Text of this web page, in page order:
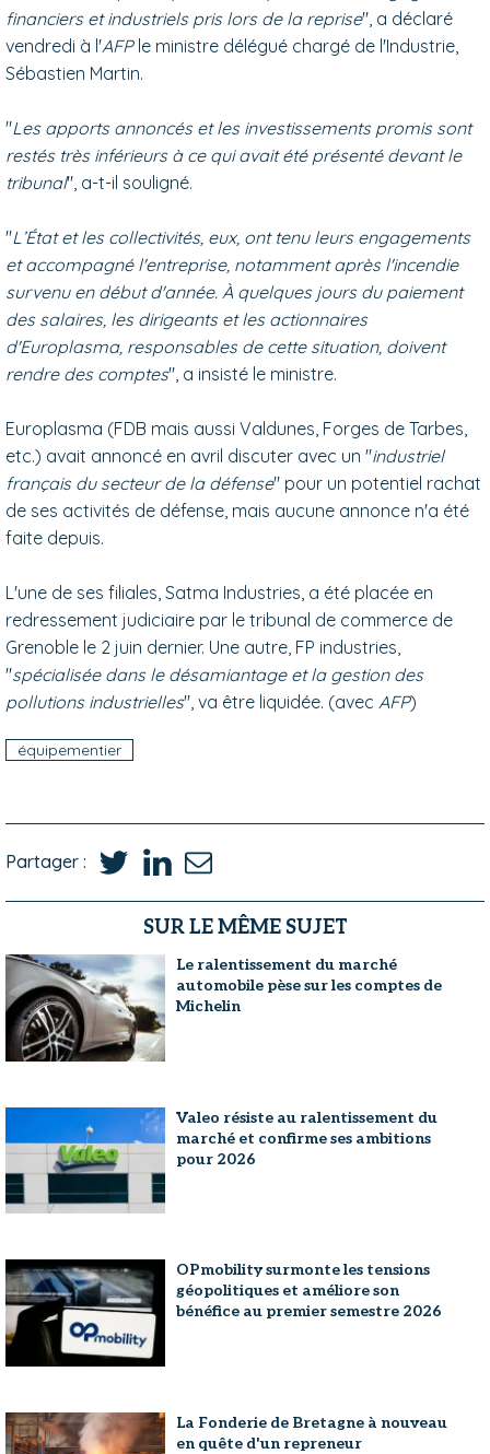
financiers et industriels pris lors de la reprise", a déclaré
vendredi à l'AFPle ministre délégué chargé de l'Industrie,
Sébastien Martin.
"Les apports annoncés et les investissements promis sont
restés très inférieurs à ce qui avait été présenté devant le
tribunal", a-t-il souligné.
"L’État et les collectivités, eux, ont tenu leurs engagements
et accompagné l'entreprise, notamment après l'incendie
survenu en début d'année. À quelques jours du paiement
des salaires, les dirigeants et les actionnaires
d'Europlasma, responsables de cette situation, doivent
rendre des comptes", a insisté le ministre.
Europlasma (FDB mais aussi Valdunes, Forges de Tarbes,
etc.) avait annoncé en avril discuter avec un "industriel
français du secteur de la défense" pour un potentiel rachat
de ses activités de défense, mais aucune annonce n'a été
faite depuis.
L'une de ses filiales, Satma Industries, a été placée en
redressement judiciaire par le tribunal de commerce de
Grenoble le 2 juin dernier. Une autre, FP industries,
"spécialisée dans le désamiantage et la gestion des
pollutions industrielles", va être liquidée. (avec AFP)
équipementier
Partager :
SUR LE MÊME SUJET
Le ralentissement du marché
automobile pèse sur les comptes de
Michelin
Valeo résiste au ralentissement du
marché et confirme ses ambitions
pour 2026
OPmobility surmonte les tensions
géopolitiques et améliore son
bénéfice au premier semestre 2026
La Fonderie de Bretagne à nouveau
en quête d'un repreneur